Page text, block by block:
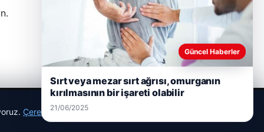
Çerez Politikamız
Güncel Haberler
Sırt veya mezar sırt ağrısı, omurganın
kırılmasının bir işareti olabilir
21/06/2025